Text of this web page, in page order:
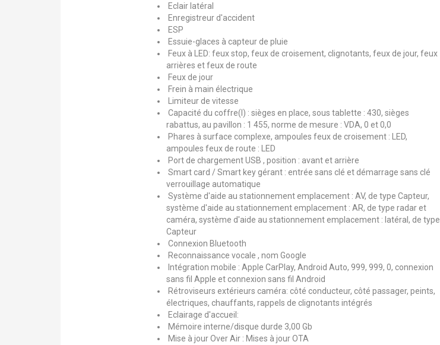
Eclair latéral
Enregistreur d'accident
ESP
Essuie-glaces à capteur de pluie
Feux à LED: feux stop, feux de croisement, clignotants, feux de jour, feux
arrières et feux de route
Feux de jour
Frein à main électrique
Limiteur de vitesse
Capacité du coffre(l) : sièges en place, sous tablette : 430, sièges
rabattus, au pavillon : 1 455, norme de mesure : VDA, 0 et 0,0
Phares à surface complexe, ampoules feux de croisement : LED,
ampoules feux de route : LED
Port de chargement USB , position : avant et arrière
Smart card / Smart key gérant : entrée sans clé et démarrage sans clé
verrouillage automatique
Système d'aide au stationnement emplacement : AV, de type Capteur,
système d'aide au stationnement emplacement : AR, de type radar et
caméra, système d'aide au stationnement emplacement : latéral, de type
Capteur
Connexion Bluetooth
Reconnaissance vocale , nom Google
Intégration mobile : Apple CarPlay, Android Auto, 999, 999, 0, connexion
sans fil Apple et connexion sans fil Android
Rétroviseurs extérieurs caméra: côté conducteur, côté passager, peints,
électriques, chauffants, rappels de clignotants intégrés
Eclairage d'accueil:
Mémoire interne/disque durde 3,00 Gb
Mise à jour Over Air : Mises à jour OTA